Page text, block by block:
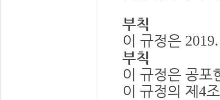
부칙
이 규정은
부칙
이 규정은 공포
이 규정의 제 4